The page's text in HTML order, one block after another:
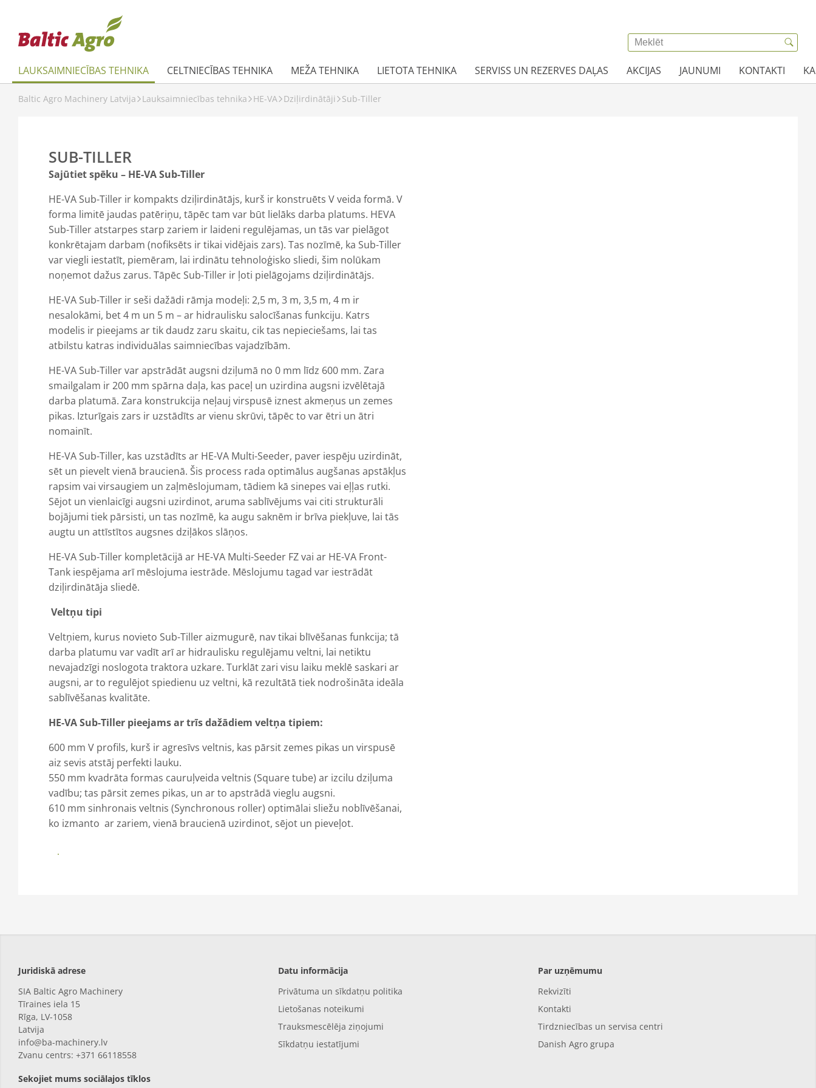
LAUKSAIMNIECĪBAS TEHNIKA CELTNIECĪBAS TEHNIKA MEŽA TEHNIKA LIETOTA TEHNIKA SERVISS UN REZERVES DAĻAS AKCIJAS JAUNUMI KONTAKTI
Baltic Agro Machinery Latvija Lauksaimniecības tehnika HE-VA Dziļirdinātāji Sub-Tiller
SUB-TILLER
Sajūtiet spēku – HE-VA Sub-Tiller
HE-VA Sub-Tiller ir kompakts dziļirdinātājs, kurš ir konstruēts V veida formā. V
forma limitē jaudas patēriņu, tāpēc tam var būt lielāks darba platums. HEVA
Sub-Tiller atstarpes starp zariem ir laideni regulējamas, un tās var pielāgot
konkrētajam darbam (nofiksēts ir tikai vidējais zars). Tas nozīmē, ka Sub-Tiller
var viegli iestatīt, piemēram, lai irdinātu tehnoloģisko sliedi, šim nolūkam
noņemot dažus zarus. Tāpēc Sub-Tiller ir ļoti pielāgojams dziļirdinātājs.
HE-VA Sub-Tiller ir seši dažādi rāmja modeļi: 2,5 m, 3 m, 3,5 m, 4 m ir
nesalokāmi, bet 4 m un 5 m – ar hidraulisku salocīšanas funkciju. Katrs
modelis ir pieejams ar tik daudz zaru skaitu, cik tas nepieciešams, lai tas
atbilstu katras individuālas saimniecības vajadzībām.
HE-VA Sub-Tiller var apstrādāt augsni dziļumā no 0 mm līdz 600 mm. Zara
smailgalam ir 200 mm spārna daļa, kas paceļ un uzirdina augsni izvēlētajā
darba platumā. Zara konstrukcija neļauj virspusē iznest akmeņus un zemes
pikas. Izturīgais zars ir uzstādīts ar vienu skrūvi, tāpēc to var ētri un ātri
nomainīt.
HE-VA Sub-Tiller, kas uzstādīts ar HE-VA Multi-Seeder, paver iespēju uzirdināt,
sēt un pievelt vienā braucienā. Šis process rada optimālus augšanas apstākļus
rapsim vai virsaugiem un zaļmēslojumam, tādiem kā sinepes vai eļļas rutki.
Sējot un vienlaicīgi augsni uzirdinot, aruma sablīvējums vai citi strukturāli
bojājumi tiek pārsisti, un tas nozīmē, ka augu saknēm ir brīva piekļuve, lai tās
augtu un attīstītos augsnes dziļākos slāņos.
HE-VA Sub-Tiller kompletācijā ar HE-VA Multi-Seeder FZ vai ar HE-VA Front-
Tank iespējama arī mēslojuma iestrāde. Mēslojumu tagad var iestrādāt
dziļirdinātāja sliedē.
Veltņu tipi
Veltņiem, kurus novieto Sub-Tiller aizmugurē, nav tikai blīvēšanas funkcija; tā
darba platumu var vadīt arī ar hidraulisku regulējamu veltni, lai netiktu
nevajadzīgi noslogota traktora uzkare. Turklāt zari visu laiku meklē saskari ar
augsni, ar to regulējot spiedienu uz veltni, kā rezultātā tiek nodrošināta ideāla
sablīvēšanas kvalitāte.
HE-VA Sub-Tiller pieejams ar trīs dažādiem veltņa tipiem:
600 mm V profils, kurš ir agresīvs veltnis, kas pārsit zemes pikas un virspusē
aiz sevis atstāj perfekti lauku.
550 mm kvadrāta formas cauruļveida veltnis (Square tube) ar izcilu dziļuma
vadību; tas pārsit zemes pikas, un ar to apstrādā vieglu augsni.
610 mm sinhronais veltnis (Synchronous roller) optimālai sliežu noblīvēšanai,
ko izmanto ar zariem, vienā braucienā uzirdinot, sējot un pieveļot.
Vairāk
Juridiskā adrese
SIA Baltic Agro Machinery
Tīraines iela 15
Rīga, LV-1058
Latvija
info@ba-machinery.lv
Zvanu centrs: +371 66118558
Datu informācija
Privātuma un sīkdatņu politika
Lietošanas noteikumi
Trauksmescēlēja ziņojumi
Sīkdatņu iestatījumi
Par uzņēmumu
Rekvizīti
Kontakti
Tirdzniecības un servisa centri
Danish Agro grupa
Sekojiet mums sociālajos tīklos